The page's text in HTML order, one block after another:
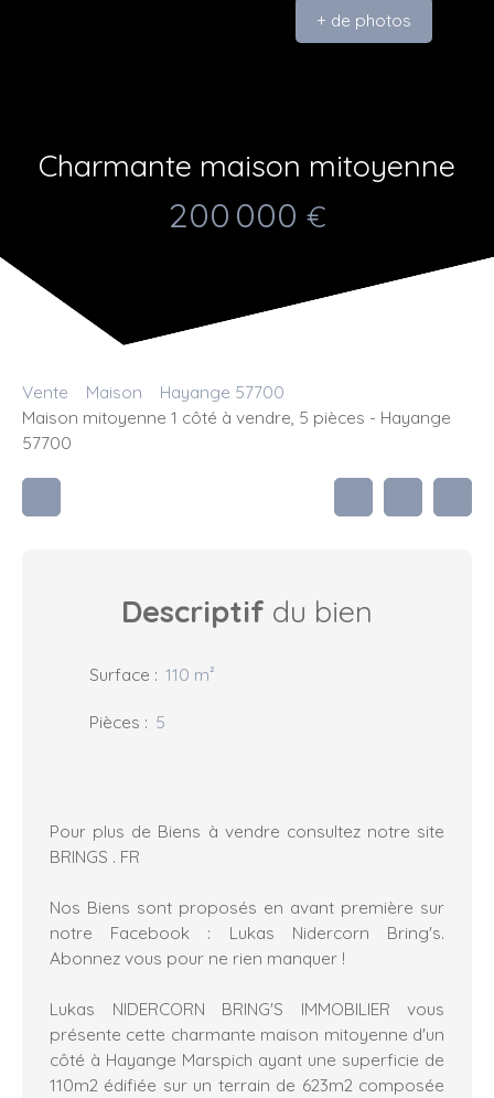
+ de photos
Charmante maison mitoyenne
200 000 €
Vente Maison
Hayange 57700
Maison mitoyenne 1 côté à vendre, 5 pièces - Hayange
57700
Descriptif du bien
Surface : 110 m²
Pièces : 5
Pour plus de Biens à vendre consultez notre site
BRINGS . FR
Nos Biens sont proposés en avant première sur
notre Facebook : Lukas Nidercorn Bring's.
Abonnez vous pour ne rien manquer !
Lukas NIDERCORN BRING'S IMMOBILIER vous
présente cette charmante maison mitoyenne d'un
côté à Hayange Marspich ayant une superficie de
110m2 édifiée sur un terrain de 623m2 composée